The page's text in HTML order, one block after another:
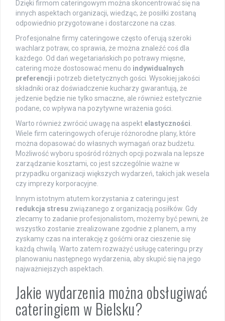
Dzięki firmom cateringowym można skoncentrować się na
innych aspektach organizacji, wiedząc, że posiłki zostaną
odpowiednio przygotowane i dostarczone na czas.
Profesjonalne firmy cateringowe często oferują szeroki
wachlarz potraw, co sprawia, że można znaleźć coś dla
każdego. Od dań wegetariańskich po potrawy mięsne,
catering może dostosować menu do indywidualnych
preferencji i potrzeb dietetycznych gości. Wysokiej jakości
składniki oraz doświadczenie kucharzy gwarantują, że
jedzenie będzie nie tylko smaczne, ale również estetycznie
podane, co wpływa na pozytywne wrażenia gości.
Warto również zwrócić uwagę na aspekt elastyczności.
Wiele firm cateringowych oferuje różnorodne plany, które
można dopasować do własnych wymagań oraz budżetu.
Możliwość wyboru spośród różnych opcji pozwala na lepsze
zarządzanie kosztami, co jest szczególnie ważne w
przypadku organizacji większych wydarzeń, takich jak wesela
czy imprezy korporacyjne.
Innym istotnym atutem korzystania z cateringu jest
redukcja stresu związanego z organizacją posiłków. Gdy
zlecamy to zadanie profesjonalistom, możemy być pewni, że
wszystko zostanie zrealizowane zgodnie z planem, a my
zyskamy czas na interakcję z gośćmi oraz cieszenie się
każdą chwilą. Warto zatem rozważyć usługę cateringu przy
planowaniu następnego wydarzenia, aby skupić się na jego
najważniejszych aspektach.
Jakie wydarzenia można obsługiwać
cateringiem w Bielsku?